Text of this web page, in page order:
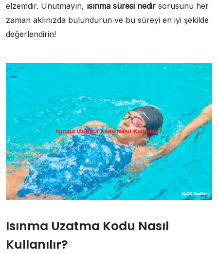
elzemdir. Unutmayın, ısınma süresi nedir sorusunu her
zaman aklınızda bulundurun ve bu süreyi en iyi şekilde
değerlendirin!
Isınma Uzatma Kodu Nasıl
Kullanılır?